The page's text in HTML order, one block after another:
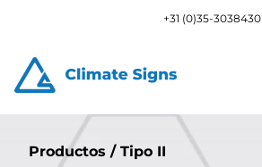
+31 (0)35-3038430
Productos / Tipo II